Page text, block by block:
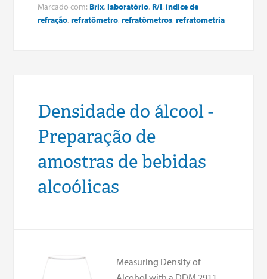
Marcado com: Brix,laboratório, R/I,índice de
refração,refratômetro,refratômetros,refratometria
Densidade do álcool -
Preparação de
amostras de bebidas
alcoólicas
Measuring Density of